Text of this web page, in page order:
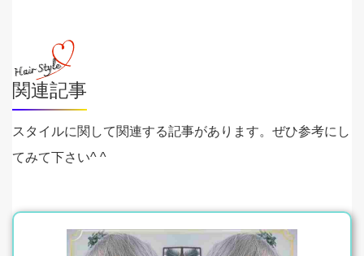
関連記事
スタイルに関して関連する記事があります。ぜひ参考にし
てみて下さい^ ^